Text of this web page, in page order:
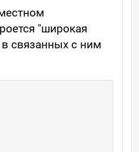
"широкая
связанных с ним